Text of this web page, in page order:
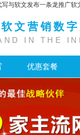
与软文发布一条龙推广软
文营销数
IN THE
优惠套餐